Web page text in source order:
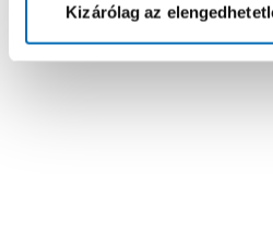
Kizárólag az